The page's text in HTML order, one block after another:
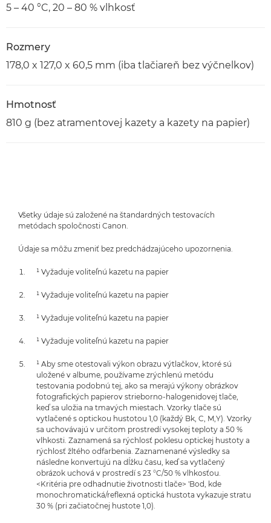
5 – 40 °C, 20 – 80 % vlhkosť
Rozmery
178,0 x 127,0 x 60,5 mm (iba tlačiareň bez výčnelkov)
Hmotnosť
810 g (bez atramentovej kazety a kazety na papier)
Všetky údaje sú založené na štandardných testovacích
metódach spoločnosti Canon.
Údaje sa môžu zmeniť bez predchádzajúceho upozornenia.
¹ Vyžaduje voliteľnú kazetu na papier
¹ Vyžaduje voliteľnú kazetu na papier
¹ Vyžaduje voliteľnú kazetu na papier
¹ Vyžaduje voliteľnú kazetu na papier
¹ Aby sme otestovali výkon obrazu výtlačkov, ktoré sú
uložené v albume, používame zrýchlenú metódu
testovania podobnú tej, ako sa merajú výkony obrázkov
fotografických papierov strieborno-halogenidovej tlače,
keď sa uložia na tmavých miestach. Vzorky tlače sú
vytlačené s optickou hustotou 1,0 (každý Bk, C, M,Y). Vzorky
sa uchovávajú v určitom prostredí vysokej teploty a 50 %
vlhkosti. Zaznamená sa rýchlosť poklesu optickej hustoty a
rýchlosť žltého odfarbenia. Zaznamenané výsledky sa
následne konvertujú na dĺžku času, keď sa vytlačený
obrázok uchová v prostredí s 23 °C/50 % vlhkosťou.
<Kritéria pre odhadnutie životnosti tlače> 'Bod, kde
monochromatická/reflexná optická hustota vykazuje stratu
30 % (pri začiatočnej hustote 1,0).